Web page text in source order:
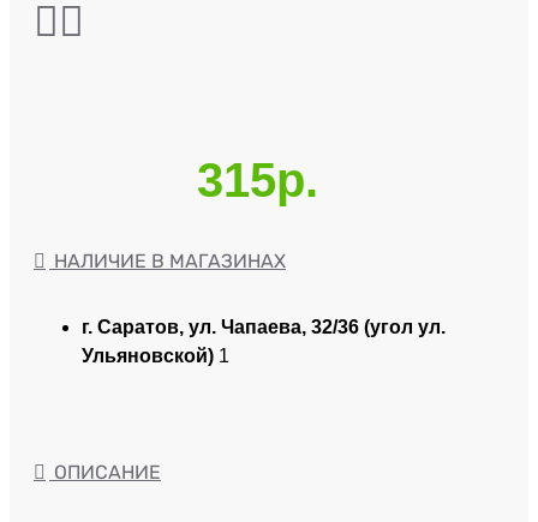
315р.
НАЛИЧИЕ В МАГАЗИНАХ
г. Саратов, ул. Чапаева, 32/36 (угол ул.
Ульяновской) 1
ОПИСАНИЕ